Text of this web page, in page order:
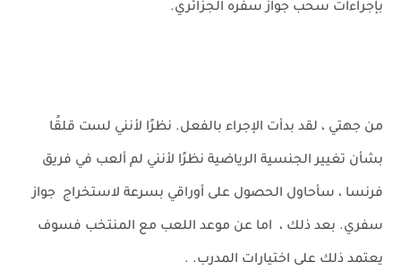
بإجراءات سحب جواز سفره الجزائري.
من جهتي ، لقد بدأت الإجراء بالفعل. نظرًا لأنني لست قلقًا
بشأن تغيير الجنسية الرياضية نظرًا لأنني لم ألعب في فريق
فرنسا ، سأحاول الحصول على أوراقي بسرعة لاستخراج جواز
سفري. بعد ذلك ، اما عن موعد اللعب مع المنتخب فسوف
يعتمد ذلك على اختيارات المدرب. .